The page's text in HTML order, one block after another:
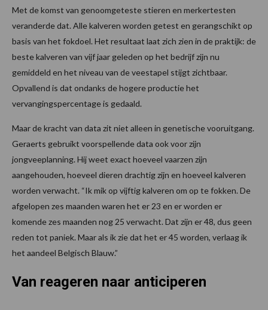
Met de komst van genoomgeteste stieren en merkertesten
veranderde dat. Alle kalveren worden getest en gerangschikt op
basis van het fokdoel. Het resultaat laat zich zien in de praktijk: de
beste kalveren van vijf jaar geleden op het bedrijf zijn nu
gemiddeld en het niveau van de veestapel stijgt zichtbaar.
Opvallend is dat ondanks de hogere productie het
vervangingspercentage is gedaald.
Maar de kracht van data zit niet alleen in genetische vooruitgang.
Geraerts gebruikt voorspellende data ook voor zijn
jongveeplanning. Hij weet exact hoeveel vaarzen zijn
aangehouden, hoeveel dieren drachtig zijn en hoeveel kalveren
worden verwacht. “Ik mik op vijftig kalveren om op te fokken. De
afgelopen zes maanden waren het er 23 en er worden er
komende zes maanden nog 25 verwacht. Dat zijn er 48, dus geen
reden tot paniek. Maar als ik zie dat het er 45 worden, verlaag ik
het aandeel Belgisch Blauw.”
Van reageren naar anticiperen